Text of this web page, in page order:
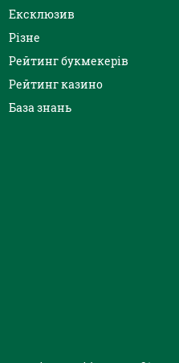
Ексклюзив
Різне
Рейтинг букмекерів
Рейтинг казино
База знань